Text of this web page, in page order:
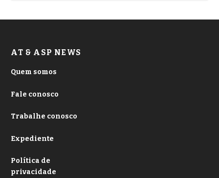
AT & ASP NEWS
Quem somos
Fale conosco
Trabalhe conosco
Expediente
Política de
privacidade